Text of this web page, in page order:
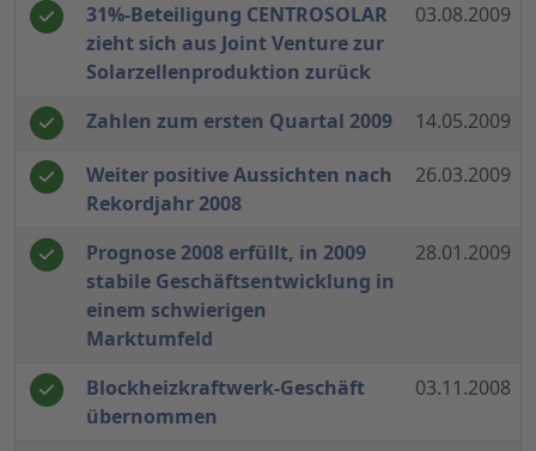
31%-Beteiligung CENTROSOLAR
zieht sich aus Joint Venture zur
Solarzellenproduktion zurück
03.08.2009
Zahlen zum ersten Quartal 2009 14.05.2009
Weiter positive Aussichten nach
Rekordjahr 2008
26.03.2009
Prognose 2008 erfüllt, in 2009
stabile Geschäftsentwicklung in
einem schwierigen
Marktumfeld
28.01.2009
Blockheizkraftwerk-Geschäft
übernommen
03.11.2008